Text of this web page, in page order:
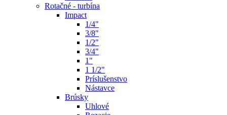
Rotačné - turbína
Impact
1/4"
3/8"
1/2"
3/4"
1"
1 1/2"
Príslušenstvo
Nástavce
Brúsky
Uhlové